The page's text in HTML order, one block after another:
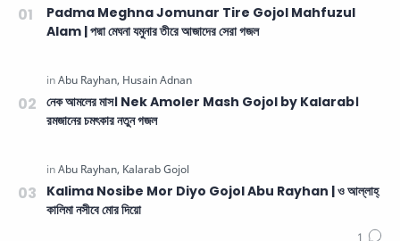
Padma Meghna Jomunar Tire Gojol Mahfuzul
Alam | পদ্মা মেঘনা যমুনার তীরে আজাদের সেরা গজল
নেক আমলের মাস। Nek Amoler Mash Gojol by Kalarab।
রমজানের চমৎকার নতুন গজল
Kalima Nosibe Mor Diyo Gojol Abu Rayhan | ও আল্লাহ্‌
কালিমা নসীবে মোর দিয়ো